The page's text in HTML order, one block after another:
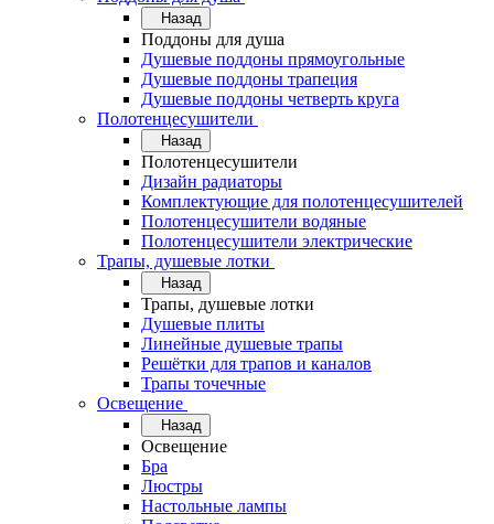
Назад
Поддоны для душа
Душевые поддоны прямоугольные
Душевые поддоны трапеция
Душевые поддоны четверть круга
Полотенцесушители
Назад
Полотенцесушители
Дизайн радиаторы
Комплектующие для полотенцесушителей
Полотенцесушители водяные
Полотенцесушители электрические
Трапы, душевые лотки
Назад
Трапы, душевые лотки
Душевые плиты
Линейные душевые трапы
Решётки для трапов и каналов
Трапы точечные
Освещение
Назад
Освещение
Бра
Люстры
Настольные лампы